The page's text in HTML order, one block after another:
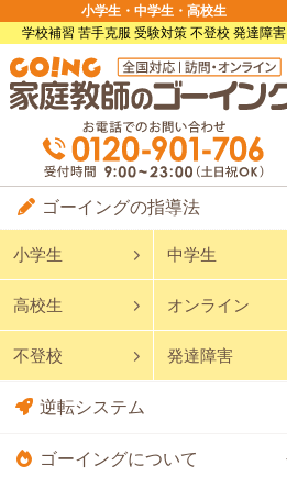
小学生・中学生・高校生
学校補習 苦手克服 受験対策 不登校 発達障害
ゴーイングの指導法
小学生 中学生
高校生 オンライン
不登校 発達障害
逆転システム
ゴーイングについて